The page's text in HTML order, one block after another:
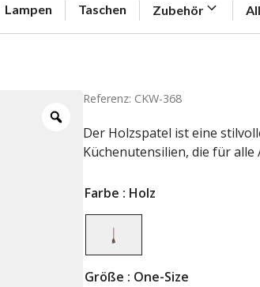
Lampen Taschen Zubehör
Referenz: CKW-368
Der Holzspatel ist eine
Küchenutensilien, die für
Farbe : Holz
Größe : One-Size